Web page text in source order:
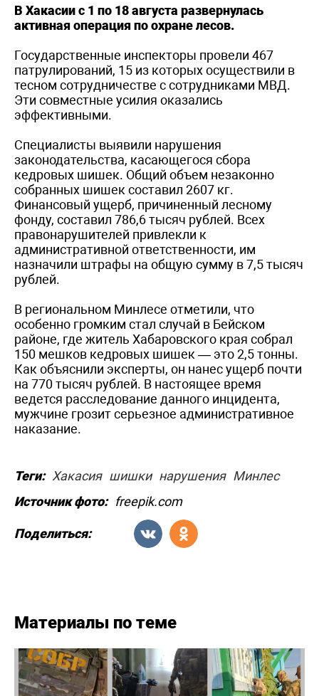
В Хакасии с 1 по 18 августа развернулась
активная операция по охране лесов.
Государственные инспекторы провели 467
патрулирований, 15 из которых осуществили в
тесном сотрудничестве с сотрудниками МВД.
Эти совместные усилия оказались
эффективными.
Специалисты выявили нарушения
законодательства, касающегося сбора
кедровых шишек. Общий объем незаконно
собранных шишек составил 2607 кг.
Финансовый ущерб, причиненный лесному
фонду, составил 786,6 тысяч рублей. Всех
правонарушителей привлекли к
административной ответственности, им
назначили штрафы на общую сумму в 7,5 тысяч
рублей.
В региональном Минлесе отметили, что
особенно громким стал случай в Бейском
районе, где житель Хабаровского края собрал
150 мешков кедровых шишек — это 2,5 тонны.
Как объяснили эксперты, он нанес ущерб почти
на 770 тысяч рублей. В настоящее время
ведется расследование данного инцидента,
мужчине грозит серьезное административное
наказание.
Теги: Хакасия шишки нарушения Минлес
Источник фото: freepik.com
Поделиться:
Материалы по теме